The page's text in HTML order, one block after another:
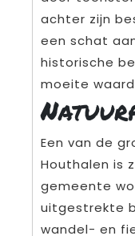
achter zijn
een schat
historische
moeite
Een van de
Houthalen is
gemeente
uitgestrekte
wandel- en